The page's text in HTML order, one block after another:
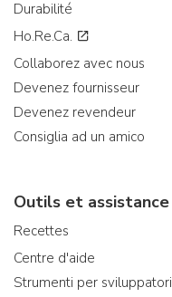
Durabilité
Ho.Re.Ca.
Collaborez avec nous
Devenez fournisseur
Devenez revendeur
Consiglia ad un amico
Outils et assistance
Recettes
Centre d'aide
Strumenti per sviluppatori